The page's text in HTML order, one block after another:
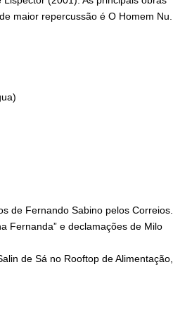
maior repercussão é O Homem Nu.
de Fernando Sabino pelos Correios.
Fernanda” e declamações de Milo
de Sá no Rooftop de Alimentação,